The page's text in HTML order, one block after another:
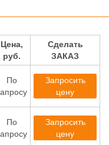
Цена,
руб.
Сделать
ЗАКАЗ
По
Запросить
цену
По
Запросить
цену